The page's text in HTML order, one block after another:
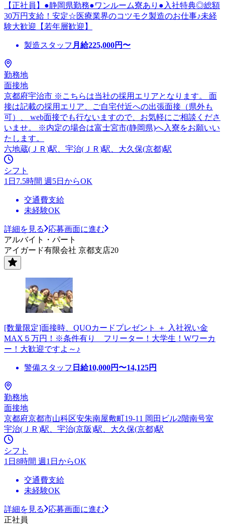
【正社員】●静岡県勤務●ワンルーム寮あり●入社特典◎総額
30万円支給！安定☆医療業界のコツモク製造のお仕事♪未経
験大歓迎【若年層歓迎】
製造スタッフ 月給225,000円〜
勤務地
面接地
京都府宇治市 ※こちらは当社の採用エリアとなります。 面
接は記載の採用エリア、ご自宅付近への出張面接（県外も
可）、 web面接でも行ないますので、お気軽にご相談くださ
いませ。 ※内定の場合は富士宮市(静岡県)へ入寮をお願いい
たします。
六地蔵(ＪＲ)駅、宇治(ＪＲ)駅、大久保(京都)駅
シフト
1日7.5時間 週5日からOK
交通費支給
未経験OK
詳細を見る
応募画面に進む
アルバイト・パート
アイガード有限会社 京都支店20
[数量限定]面接時、QUOカードプレゼント ＋ 入社祝い金
MAX５万円！※条件有り フリーター！大学生！Wワーカ
ー！大歓迎ですよ～♪
警備スタッフ 日給10,000円〜14,125円
勤務地
面接地
京都府京都市山科区安朱南屋敷町19-11 岡田ビル2階南号室
宇治(ＪＲ)駅、宇治(京阪)駅、大久保(京都)駅
シフト
1日8時間 週1日からOK
交通費支給
未経験OK
詳細を見る
応募画面に進む
正社員